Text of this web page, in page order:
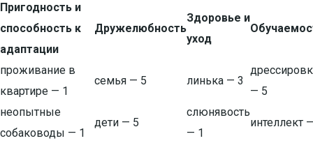
Пригодность и
способность к
адаптации
Дружелюбность
Здоровье и
уход
проживание в
квартире — 1
семья — 5 линька — 3
— 5
неопытные
собаководы — 1
дети — 5
слюнявость
— 1
интеллект